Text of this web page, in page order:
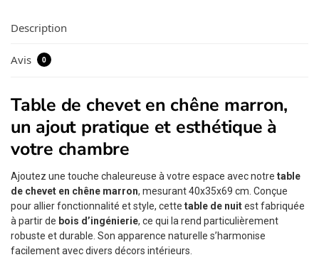
Description
Avis 0
Table de chevet en chêne marron,
un ajout pratique et esthétique à
votre chambre
Ajoutez une touche chaleureuse à votre espace avec notre table
de chevet en chêne marron, mesurant 40x35x69 cm. Conçue
pour allier fonctionnalité et style, cette table de nuitest fabriquée
à partir de bois d’ingénierie, ce qui la rend particulièrement
robuste et durable. Son apparence naturelle s’harmonise
facilement avec divers décors intérieurs.